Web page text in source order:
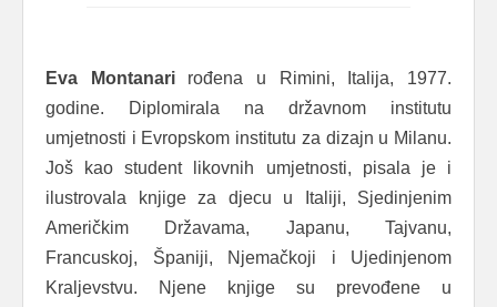
Eva Montanarirođena u Rimini, Italija, 1977.
godine. Diplomirala na državnom institutu
umjetnosti i Evropskom institutu za dizajn u Milanu.
Još kao student likovnih umjetnosti, pisala je i
ilustrovala knjige za djecu u Italiji, Sjedinjenim
Američkim Državama, Japanu, Tajvanu,
Francuskoj, Španiji, Njemačkoji i Ujedinjenom
Kraljevstvu. Njene knjige su prevođene u